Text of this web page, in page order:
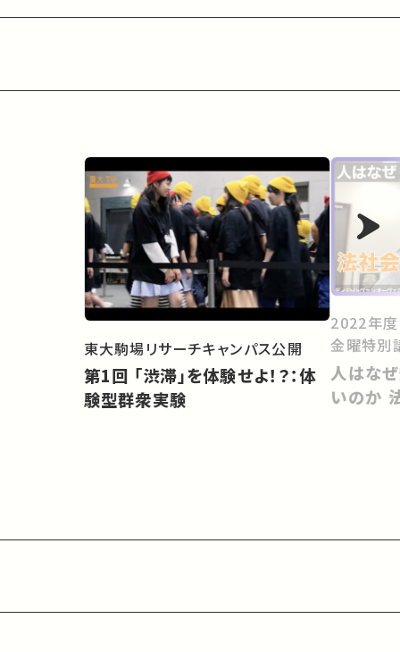
東大駒場リサーチキャンパス公開
第1回 「渋滞」を体験せよ！？：体
験型群衆実験
2022年度
金曜特別
人はな
いのか